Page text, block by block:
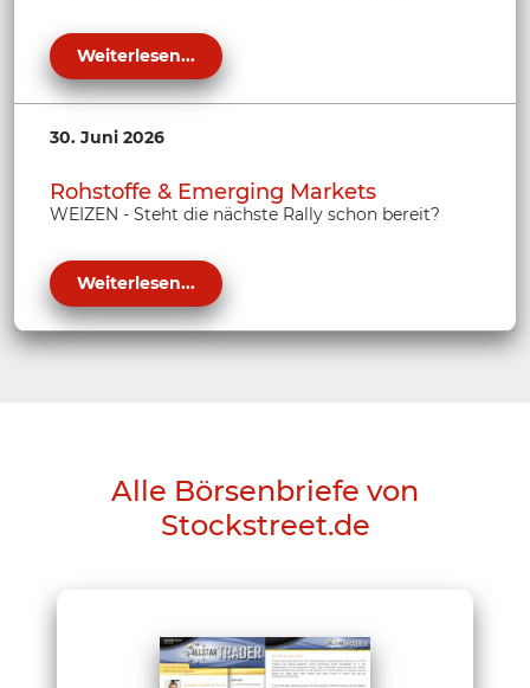
Weiterlesen...
30. Juni 2026
Rohstoffe & Emerging Markets
WEIZEN - Steht die nächste Rally schon bereit?
Weiterlesen...
Alle Börsenbriefe von
Stockstreet.de